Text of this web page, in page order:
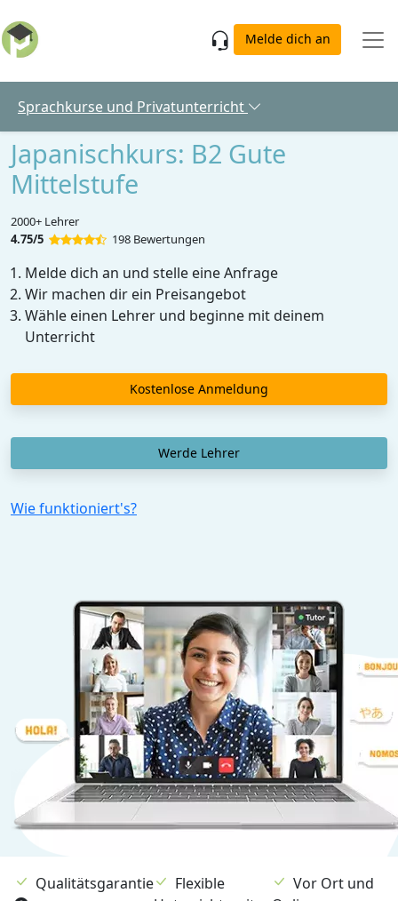
Melde dich an
Sprachkurse und Privatunterricht
Japanischkurs: B2 Gute
Mittelstufe
2000+ Lehrer
4.75/5
198 Bewertungen
Melde dich an und stelle eine Anfrage
Wir machen dir ein Preisangebot
Wähle einen Lehrer und beginne mit deinem
Unterricht
Kostenlose Anmeldung
Werde Lehrer
Wie funktioniert's?
Qualitätsgarantie
Flexible
Vor Ort und